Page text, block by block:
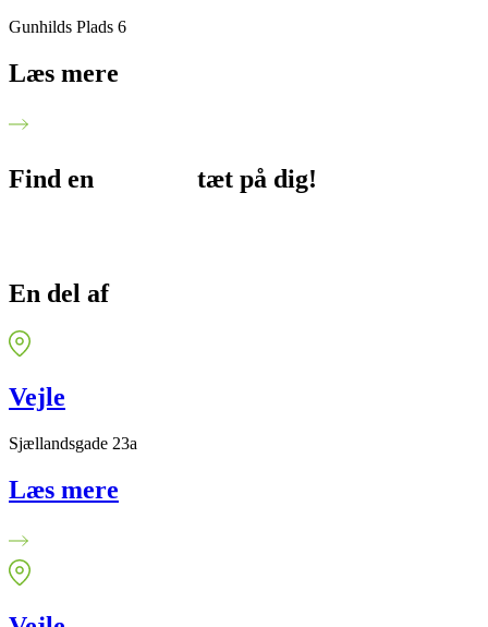
Gunhilds Plads 6
Læs mere
Find en tæt på dig!
En del af
Vejle
Sjællandsgade 23a
Læs mere